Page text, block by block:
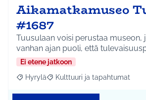
Aikamatkamuseo
#1687
Tuusulaan voisi perustaa museon,
vanhan ajan puoli, että
Ei etene jatkoon
Rajaa tulokset aihepiirin mukaan: Hyrylä
Hyrylä Rajaa tulokset teeman
Kulttuuri ja tapahtumat